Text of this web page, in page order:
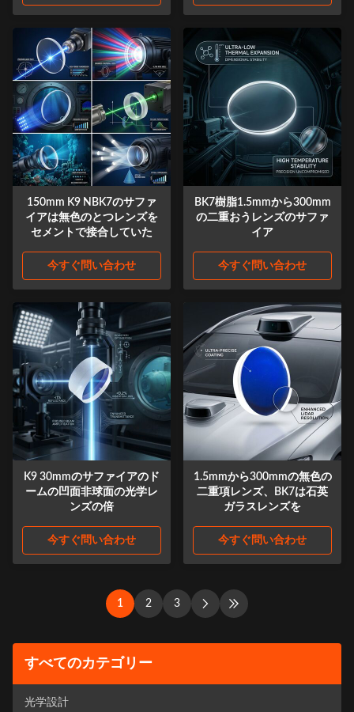
150mm K9 NBK7のサファ
イアは無色のとつレンズを
セメントで接合していた
今すぐ問い合わせ
BK7樹脂1.5mmから300mm
の二重おうレンズのサファ
イア
今すぐ問い合わせ
K9 30mmのサファイアのド
ームの凹面非球面の光学レ
ンズの倍
今すぐ問い合わせ
1.5mmから300mmの無色の
二重項レンズ、BK7は石英
ガラスレンズを
今すぐ問い合わせ
1 2 3
すべてのカテゴリー
光学設計